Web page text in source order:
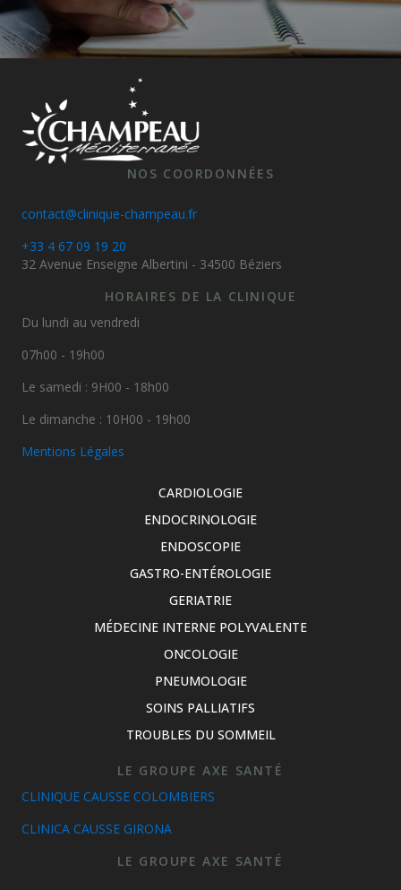
NOS COORDONNÉES
contact@clinique-champeau.fr
+33 4 67 09 19 20
32 Avenue Enseigne Albertini - 34500 Béziers
HORAIRES DE LA CLINIQUE
Du lundi au vendredi
07h00 - 19h00
Le samedi : 9H00 - 18h00
Le dimanche : 10H00 - 19h00
Mentions Légales
CARDIOLOGIE
ENDOCRINOLOGIE
ENDOSCOPIE
GASTRO-ENTÉROLOGIE
GERIATRIE
MÉDECINE INTERNE POLYVALENTE
ONCOLOGIE
PNEUMOLOGIE
SOINS PALLIATIFS
TROUBLES DU SOMMEIL
LE GROUPE AXE SANTÉ
CLINIQUE CAUSSE COLOMBIERS
CLINICA CAUSSE GIRONA
LE GROUPE AXE SANTÉ